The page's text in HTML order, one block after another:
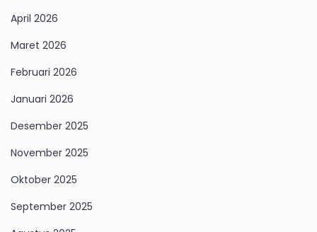
April 2026
Maret 2026
Februari 2026
Januari 2026
Desember 2025
November 2025
Oktober 2025
September 2025